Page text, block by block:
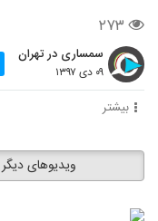
۲۷۳
سمساری در تهران
۰۹ دی ۱۳۹۷
بیشتر
ویدیوهای دیگر